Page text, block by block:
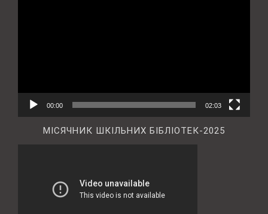
00:00 02:03
МІСЯЧНИК ШКІЛЬНИХ БІБЛІОТЕК-2025